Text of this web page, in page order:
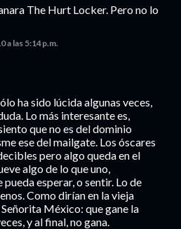
The Hurt Locker. Pero no lo
a las 5:14 p.m.
ha sido lúcida algunas veces,
Lo más interesante es,
que no es del dominio
ese del mailgate. Los óscares
pero algo queda en el
algo de lo que uno,
esperar, o sentir. Lo de
Como dirían en la vieja
México: que gane la
y al final, no gana.